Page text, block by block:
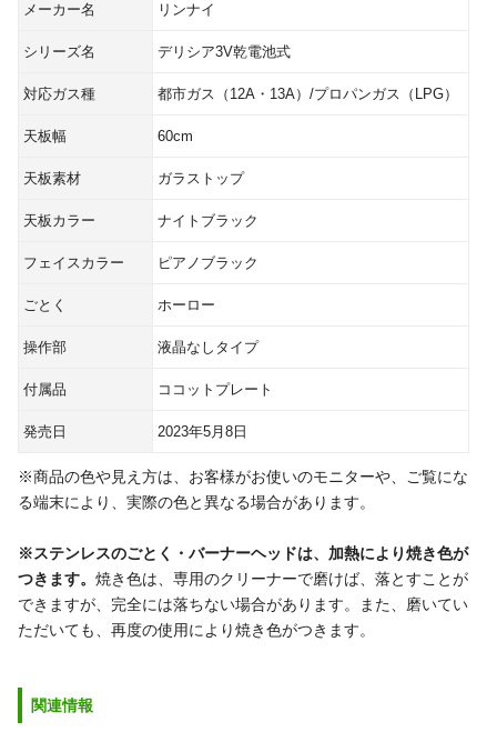
メーカー名 リンナイ
シリーズ名 デリシア3V乾電池式
対応ガス種 都市ガス（12A・13A）/プロパンガス（LPG）
天板幅 60cm
天板素材 ガラストップ
天板カラー ナイトブラック
フェイスカラー ピアノブラック
ごとく ホーロー
操作部 液晶なしタイプ
付属品 ココットプレート
発売日 2023年5月8日
※商品の色や見え方は、お客様がお使いのモニターや、ご覧にな
る端末により、実際の色と異なる場合があります。
※ステンレスのごとく・バーナーヘッドは、加熱により焼き色が
つきます。 焼き色は、専用のクリーナーで磨けば、落とすことが
できますが、完全には落ちない場合があります。また、磨いてい
ただいても、再度の使用により焼き色がつきます。
関連情報